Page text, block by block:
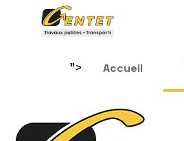
"> Accueil